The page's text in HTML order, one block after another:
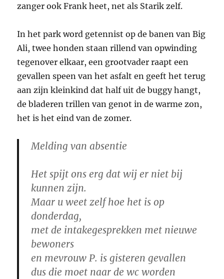
zanger ook Frank heet, net als Starik zelf.
In het park word getennist op de banen van Big
Ali, twee honden staan rillend van opwinding
tegenover elkaar, een grootvader raapt een
gevallen speen van het asfalt en geeft het terug
aan zijn kleinkind dat half uit de buggy hangt,
de bladeren trillen van genot in de warme zon,
het is het eind van de zomer.
Melding van absentie
Het spijt ons erg dat wij er niet bij
kunnen zijn.
Maar u weet zelf hoe het is op
donderdag,
met de intakegesprekken met nieuwe
bewoners
en mevrouw P. is gisteren gevallen
dus die moet naar de wc worden